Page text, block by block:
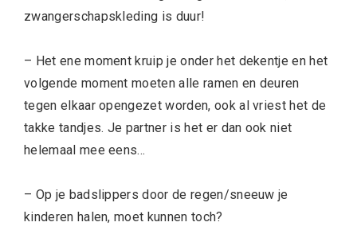
zwangerschapskleding is duur!
– Het ene moment kruip je onder het dekentje en het
volgende moment moeten alle ramen en deuren
tegen elkaar opengezet worden, ook al vriest het de
takke tandjes. Je partner is het er dan ook niet
helemaal mee eens…
– Op je badslippers door de regen/sneeuw je
kinderen halen, moet kunnen toch?